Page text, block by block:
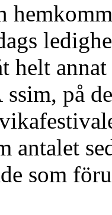
helt
på
antalet
som